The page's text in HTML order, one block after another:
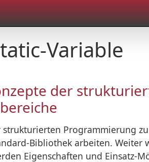
Variable
der
strukturierten Programmierung
Bibliothek arbeiten.
Eigenschaften und Einsatz-